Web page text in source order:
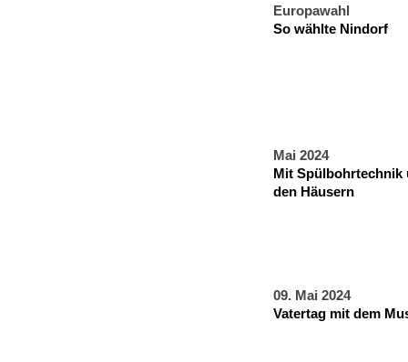
Europawahl
So wählte Nindorf
Mai 2024
Mit Spülbohrtechnik
den Häusern
09. Mai 2024
Vatertag mit dem